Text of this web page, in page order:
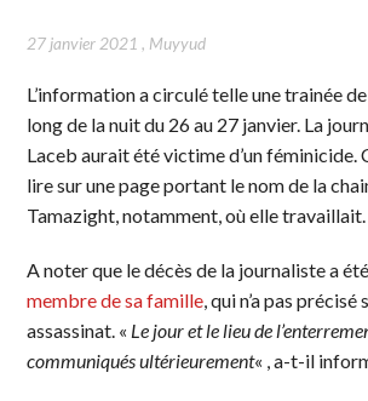
27 janvier 2021 , Muyyud
L’information a circulé telle une trainée
long de la nuit du 26 au 27 janvier. La
Laceb aurait été victime d’un féminicide.
lire sur une page portant le nom de la
Tamazight, notamment, où elle travaillait.
A noter que le décès de la journaliste a
membre de sa famille, qui n’a pas précisé
assassinat. « Le jour et le lieu de
communiqués ultérieurement« , a-t-il